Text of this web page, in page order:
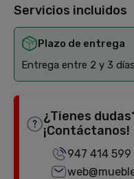
Servicios incluidos
Plazo de entrega
Entrega entre 2 y 3
¿Tienes
¡Contáctanos!
947 414 599